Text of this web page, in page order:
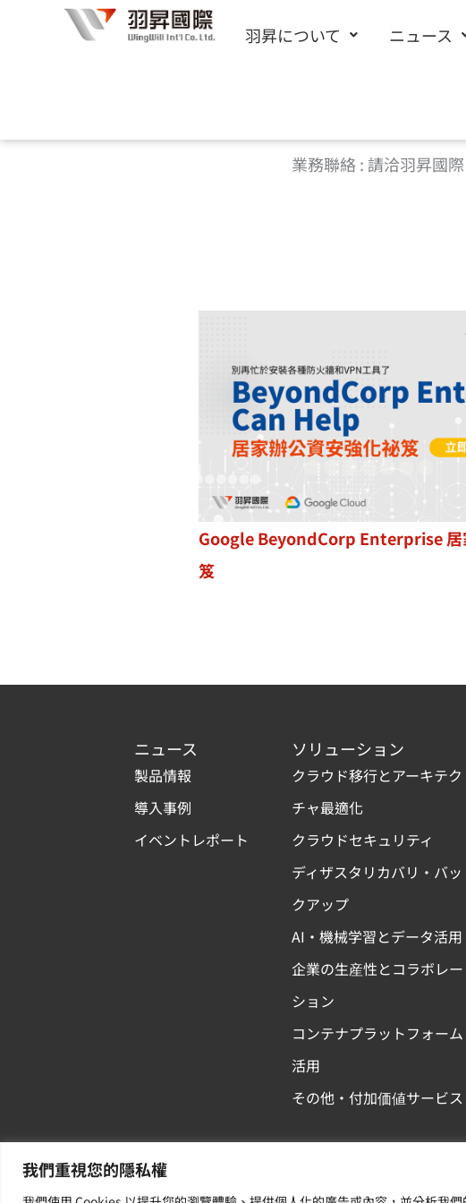
我們重視您的隱私權
キ
羽昇について ニュース
[cf7form
業務聯絡 : 請洽羽昇國
Google BeyondCorp Enterprise
笈
ニュース
製品情報
導入事例
イベントレポート
ソリューション
クラウド移行とアーキテク
チャ最適化
クラウドセキュリティ
ディザスタリカバリ・バッ
クアップ
AI・機械学習とデータ活用
企業の生産性とコラボレー
ション
コンテナプラットフォーム
活用
その他・付加価値サービス